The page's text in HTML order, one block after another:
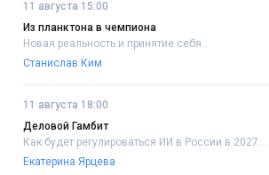
11 августа 15:00
Из планктона в чемпиона
Новая реальность и принятие себя..
Станислав Ким
11 августа 18:00
Деловой Гамбит
Как будет регулироваться ИИ в России в 2027....
Екатерина Ярцева